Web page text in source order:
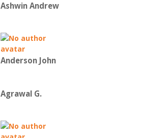
Ashwin Andrew
Anderson John
Agrawal G.